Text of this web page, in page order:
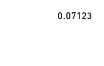
0.07123